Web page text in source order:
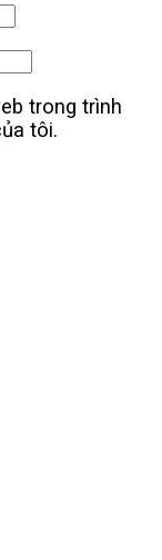
trong trình
tôi.